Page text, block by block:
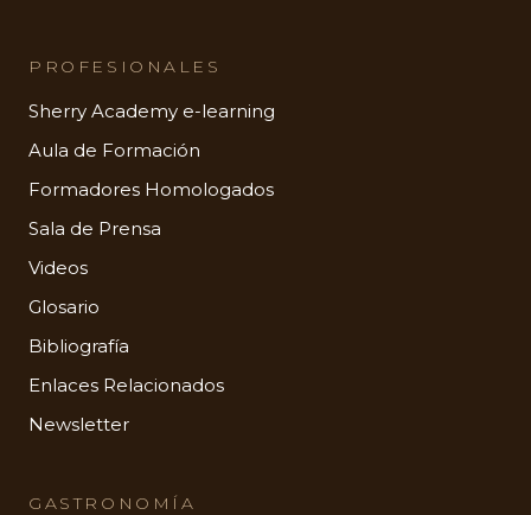
PROFESIONALES
Sherry Academy e-learning
Aula de Formación
Formadores Homologados
Sala de Prensa
Videos
Glosario
Bibliografía
Enlaces Relacionados
Newsletter
GASTRONOMÍA